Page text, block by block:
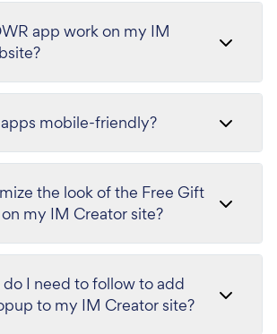
app work on my IM
mobile-friendly?
the look of the Free Gift
my IM Creator site?
I need to follow to add
to my IM Creator site?